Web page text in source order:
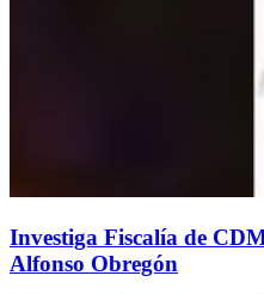
Investiga Fiscalía de
Alfonso Obregón